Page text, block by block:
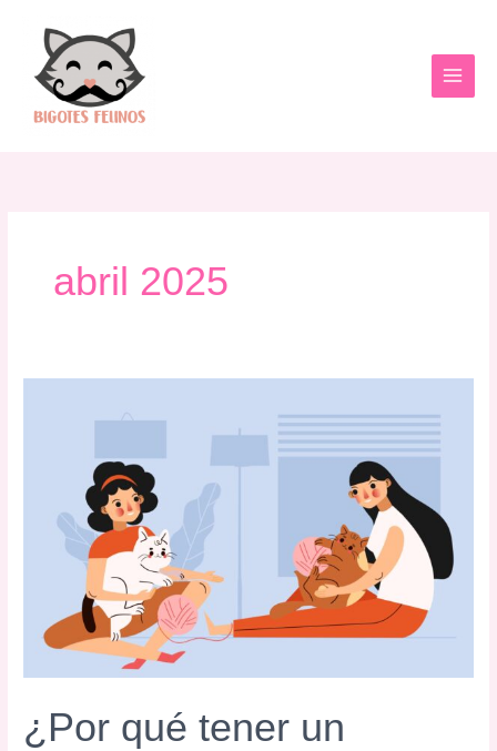
contenido
abril 2025
¿Por qué tener un